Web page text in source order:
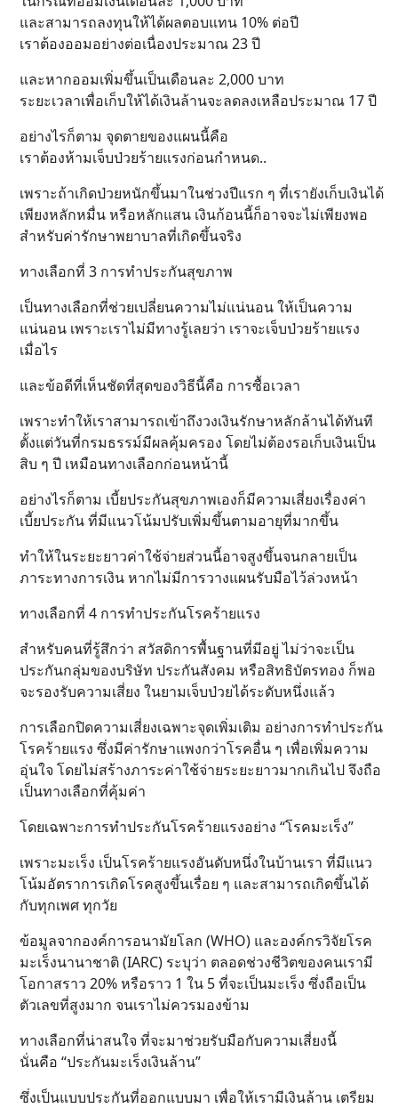
และสามารถลงทุนให้ได้ผลตอบแทน 10% ต่อปี
เราต้องออมอย่างต่อเนื่องประมาณ 23 ปี
และหากออมเพิ่มขึ้นเป็นเดือนละ 2,000 บาท
ระยะเวลาเพื่อเก็บให้ได้เงินล้านจะลดลงเหลือประมาณ 17 ปี
อย่างไรก็ตาม จุดตายของแผนนี้คือ
เราต้องห้ามเจ็บป่วยร้ายแรงก่อนกำหนด..
เพราะถ้าเกิดป่วยหนักขึ้นมาในช่วงปีแรก ๆ ที่เรายังเก็บเงินได้
เพียงหลักหมื่น หรือหลักแสน เงินก้อนนี้ก็อาจจะไม่เพียงพอ
สำหรับค่ารักษาพยาบาลที่เกิดขึ้นจริง
ทางเลือกที่ 3 การทำประกันสุขภาพ
เป็นทางเลือกที่ช่วยเปลี่ยนความไม่แน่นอน ให้เป็นความ
แน่นอน เพราะเราไม่มีทางรู้เลยว่า เราจะเจ็บป่วยร้ายแรง
เมื่อไร
และข้อดีที่เห็นชัดที่สุดของวิธีนี้คือ การซื้อเวลา
เพราะทำให้เราสามารถเข้าถึงวงเงินรักษาหลักล้านได้ทันที
ตั้งแต่วันที่กรมธรรม์มีผลคุ้มครอง โดยไม่ต้องรอเก็บเงินเป็น
สิบ ๆ ปี เหมือนทางเลือกก่อนหน้านี้
อย่างไรก็ตาม เบี้ยประกันสุขภาพเองก็มีความเสี่ยงเรื่องค่า
เบี้ยประกัน ที่มีแนวโน้มปรับเพิ่มขึ้นตามอายุที่มากขึ้น
ทำให้ในระยะยาวค่าใช้จ่ายส่วนนี้อาจสูงขึ้นจนกลายเป็น
ภาระทางการเงิน หากไม่มีการวางแผนรับมือไว้ล่วงหน้า
ทางเลือกที่ 4 การทำประกันโรคร้ายแรง
สำหรับคนที่รู้สึกว่า สวัสดิการพื้นฐานที่มีอยู่ ไม่ว่าจะเป็น
ประกันกลุ่มของบริษัท ประกันสังคม หรือสิทธิบัตรทอง ก็พอ
จะรองรับความเสี่ยง ในยามเจ็บป่วยได้ระดับหนึ่งแล้ว
การเลือกปิดความเสี่ยงเฉพาะจุดเพิ่มเติม อย่างการทำประกัน
โรคร้ายแรง ซึ่งมีค่ารักษาแพงกว่าโรคอื่น ๆ เพื่อเพิ่มความ
อุ่นใจ โดยไม่สร้างภาระค่าใช้จ่ายระยะยาวมากเกินไป จึงถือ
เป็นทางเลือกที่คุ้มค่า
โดยเฉพาะการทำประกันโรคร้ายแรงอย่าง “โรคมะเร็ง”
เพราะมะเร็ง เป็นโรคร้ายแรงอันดับหนึ่งในบ้านเรา ที่มีแนว
โน้มอัตราการเกิดโรคสูงขึ้นเรื่อย ๆ และสามารถเกิดขึ้นได้
กับทุกเพศ ทุกวัย
ข้อมูลจากองค์การอนามัยโลก (WHO) และองค์กรวิจัยโรค
มะเร็งนานาชาติ (IARC) ระบุว่า ตลอดช่วงชีวิตของคนเรามี
โอกาสราว 20% หรือราว 1 ใน 5 ที่จะเป็นมะเร็ง ซึ่งถือเป็น
ตัวเลขที่สูงมาก จนเราไม่ควรมองข้าม
ทางเลือกที่น่าสนใจ ที่จะมาช่วยรับมือกับความเสี่ยงนี้
นั่นคือ “ประกันมะเร็งเงินล้าน”
ซึ่งเป็นแบบประกันที่ออกแบบมา เพื่อให้เรามีเงินล้าน เตรียม